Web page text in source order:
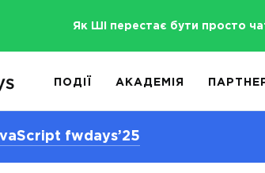
Як ШІ перестає бути просто
ПОДІЇ АКАДЕМІЯ
fwdays’25